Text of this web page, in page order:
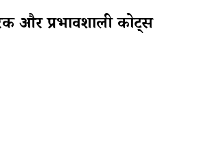
और प्रभावशाली कोट्स